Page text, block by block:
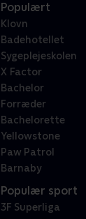
Populært
Klovn
Badehotellet
Sygeplejeskolen
X Factor
Bachelor
Forræder
Bachelorette
Yellowstone
Paw Patrol
Barnaby
Populær sport
3F Superliga